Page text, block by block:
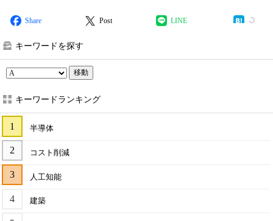
Share Post LINE
キーワードを探す
移動
キーワードランキング
半導体
コスト削減
人工知能
建築